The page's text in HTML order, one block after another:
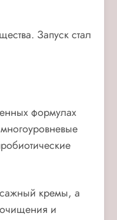
Запуск стал
формулах
кремы, а
очищения и